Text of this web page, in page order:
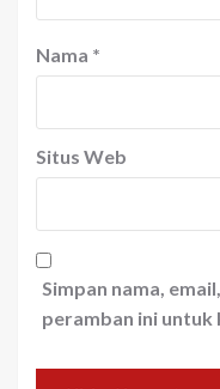
Nama *
Situs Web
Simpan nama,
peramban ini untuk